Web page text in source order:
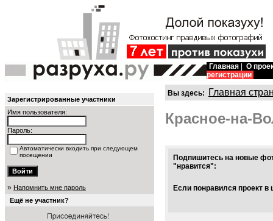
Главная
О
регистрации
Зарегистрированные участники
Имя пользователя:
Пароль:
Автоматически входить при следующем
посещении
» Напомнить мне пароль
Ещё не участник?
Вы здесь: Главная
Красное-на-
Подпишитесь на новые
"нравится":
Если понравился проект